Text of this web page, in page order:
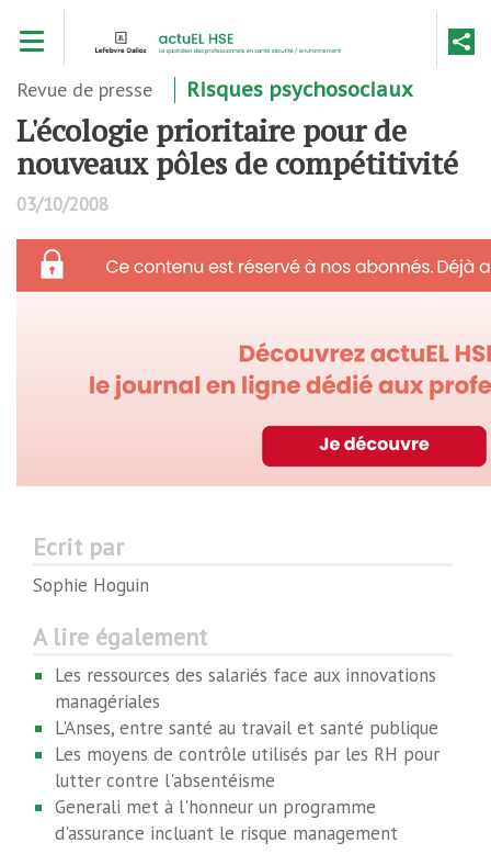
contenu
Revue de presse Risques psychosociaux
L'écologie prioritaire pour de
nouveaux pôles de compétitivité
03/10/2008
Ecrit par
Sophie Hoguin
A lire également
Les ressources des salariés face aux innovations
managériales
L'Anses, entre santé au travail et santé publique
Les moyens de contrôle utilisés par les RH pour
lutter contre l'absentéisme
Generali met à l'honneur un programme
d'assurance incluant le risque management